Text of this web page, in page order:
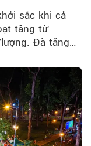
sắc khi cả
tăng từ
Đà tăng
nhất trong